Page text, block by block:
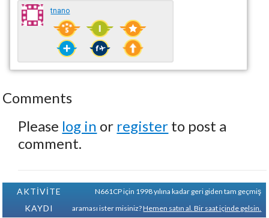
tnano
Comments
Please log in or register to post a
comment.
AKTİVİTE
KAYDI
N661CP için 1998 yılına kadar geri giden tam geçmiş
araması ister misiniz?Hemen satın al. Bir saat içinde gelsin.